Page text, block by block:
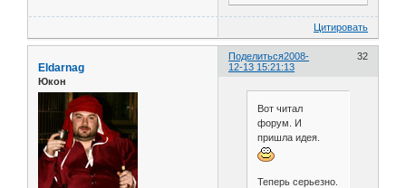
Цитировать
Поделиться 32
2008-
12-13 15:21:13
Eldarnag
Юкон
Вот читал
форум. И
пришла идея.
Теперь серьезно.